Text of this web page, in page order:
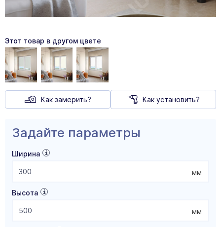
Этот товар в другом цвете
Как замерить? Как установить?
Задайте параметры
Ширина
мм
Высота
мм